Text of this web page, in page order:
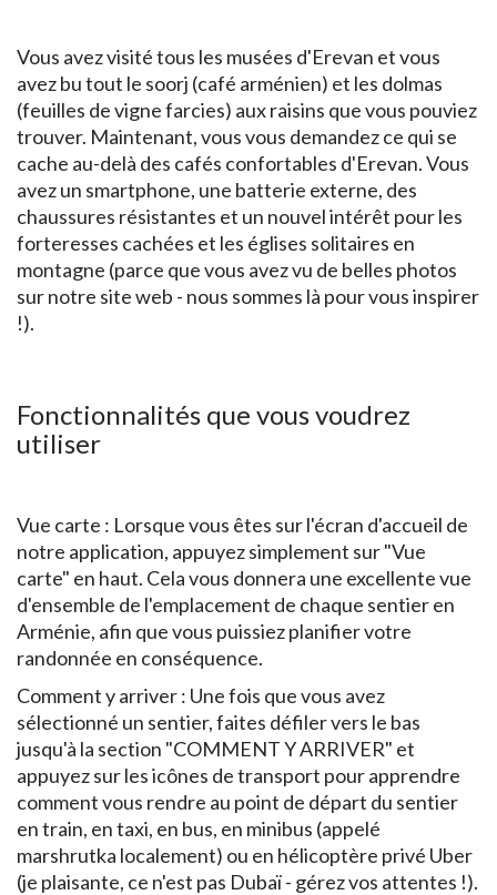
Vous avez visité tous les musées d'Erevan et vous
avez bu tout le soorj (café arménien) et les dolmas
(feuilles de vigne farcies) aux raisins que vous pouviez
trouver. Maintenant, vous vous demandez ce qui se
cache au-delà des cafés confortables d'Erevan. Vous
avez un smartphone, une batterie externe, des
chaussures résistantes et un nouvel intérêt pour les
forteresses cachées et les églises solitaires en
montagne (parce que vous avez vu de belles photos
sur notre site web - nous sommes là pour vous inspirer
!).
Fonctionnalités que vous voudrez
utiliser
Vue carte : Lorsque vous êtes sur l'écran d'accueil de
notre application, appuyez simplement sur "Vue
carte" en haut. Cela vous donnera une excellente vue
d'ensemble de l'emplacement de chaque sentier en
Arménie, afin que vous puissiez planifier votre
randonnée en conséquence.
Comment y arriver : Une fois que vous avez
sélectionné un sentier, faites défiler vers le bas
jusqu'à la section "COMMENT Y ARRIVER" et
appuyez sur les icônes de transport pour apprendre
comment vous rendre au point de départ du sentier
en train, en taxi, en bus, en minibus (appelé
marshrutka localement) ou en hélicoptère privé Uber
(je plaisante, ce n'est pas Dubaï - gérez vos attentes !).